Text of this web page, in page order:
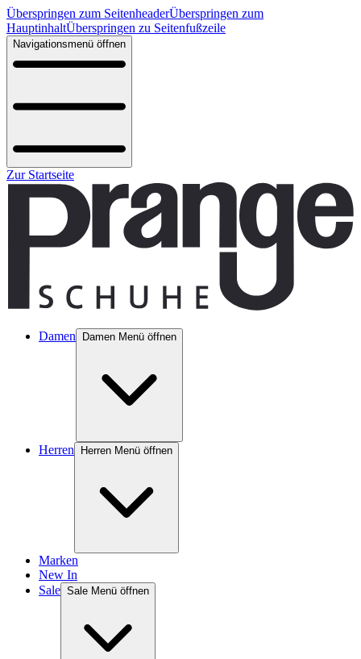
Überspringen zum SeitenheaderÜberspringen zum
HauptinhaltÜberspringen zu Seitenfußzeile
Navigationsmenü öffnen
Zur Startseite
Damen Damen Menü öffnen
Herren Herren Menü öffnen
Marken
New In
Sale Sale Menü öffnen